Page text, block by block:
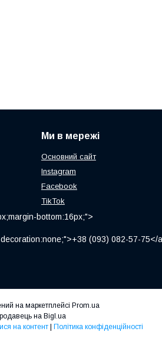
Ми в мережі
Основний сайт
Instagram
Facebook
TikTok
bottom:16px;">
(093) 082-57-
на маркетплейсі Prom.ua
на Bigl.ua
на контент Політика конфіденційності